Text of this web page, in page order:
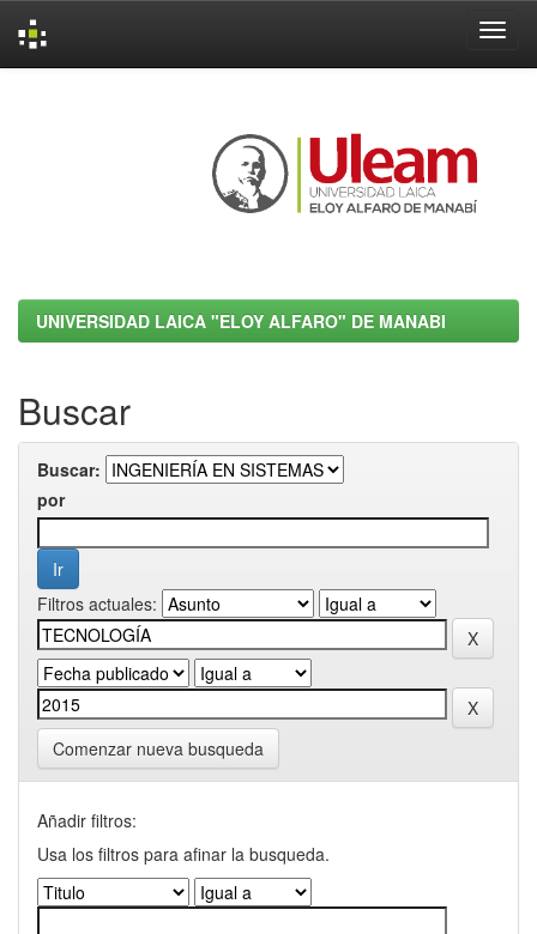
UNIVERSIDAD LAICA "ELOY ALFARO" DE MANABI
Buscar
Buscar:
por
Filtros actuales:
Comenzar nueva busqueda
Añadir filtros:
Usa los filtros para afinar la busqueda.